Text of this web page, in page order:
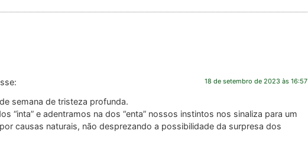
18 de setembro de 2023 às 16:57
semana de tristeza profunda.
“inta” e adentramos na dos “enta” nossos instintos nos sinaliza para um
causas naturais, não desprezando a possibilidade da surpresa dos